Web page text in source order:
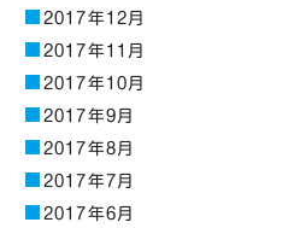
2017年12月
2017年11月
2017年10月
2017年9月
2017年8月
2017年7月
2017年6月